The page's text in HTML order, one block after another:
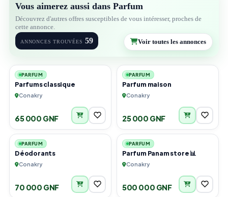
Vous aimerez aussi dans Parfum
Découvrez d'autres offres susceptibles de vous intéresser, proches de
cette annonce.
ANNONCES TROUVÉES 59 Voir toutes les annonces
PARFUM
Parfums classique
Conakry
65 000 GNF
PARFUM
Parfum maison
Conakry
25 000 GNF
2
PARFUM
Déodorants
Conakry
70 000 GNF
4
PARFUM
Parfum Panam store 📊
Conakry
500 000 GNF
2 1